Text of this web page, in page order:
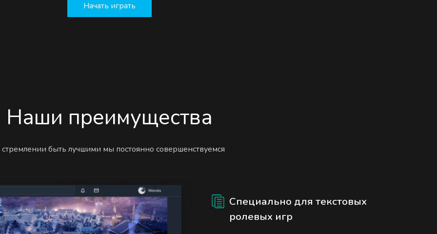
Начать играть
Наши преимущества
быть лучшими мы постоянно совершенствуемся
Специально для текстовых
ролевых игр